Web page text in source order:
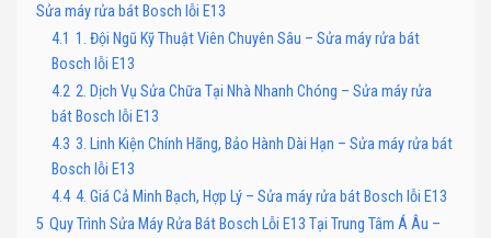
Sửa máy rửa bát Bosch lỗi E13
4.1 1. Đội Ngũ Kỹ Thuật Viên Chuyên Sâu – Sửa máy rửa bát
Bosch lỗi E13
4.2 2. Dịch Vụ Sửa Chữa Tại Nhà Nhanh Chóng – Sửa máy rửa
bát Bosch lỗi E13
4.3 3. Linh Kiện Chính Hãng, Bảo Hành Dài Hạn – Sửa máy rửa bát
Bosch lỗi E13
4.4 4. Giá Cả Minh Bạch, Hợp Lý – Sửa máy rửa bát Bosch lỗi E13
5 Quy Trình Sửa Máy Rửa Bát Bosch Lỗi E13 Tại Trung Tâm Á Âu –